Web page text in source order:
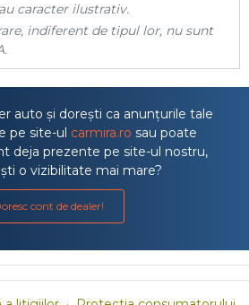
caracter ilustrativ.
indiferent de tipul lor, nu sunt
auto și dorești ca anunțurile tale
pe site-ul carmira.ro sau poate
deja prezente pe site-ul nostru,
o vizibilitate mai mare?
cont de dealer!